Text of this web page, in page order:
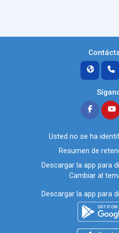
Usted no se ha
Resumen de
Descargar la app para
Cambiar al
Descargar la app para